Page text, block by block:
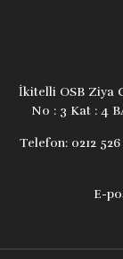
İkitelli OSB Ziya
No : 3 Kat : 4
Telefon:0212 526
E-